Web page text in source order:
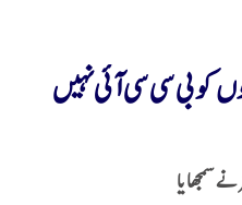
بی سی سی آئی نہیں
سمجھایا